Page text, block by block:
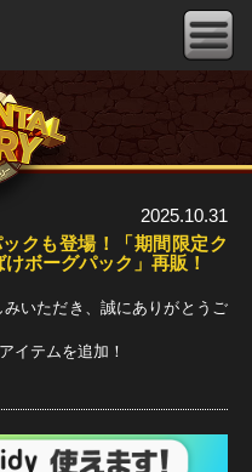
クも登場！「期間限定ク
ボーグパック」再販！
2025.10.31
みいただき、誠にありがとうご
イテムを追加！